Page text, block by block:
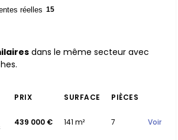
réelles 15
dans le même secteur avec
PRIX SURFACE
PIÈCES
439 000 € 141 m² 7 Voir